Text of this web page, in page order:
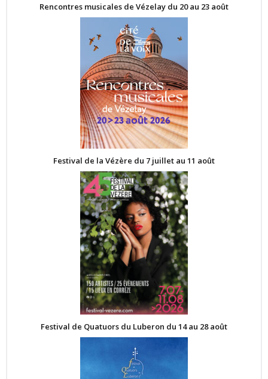
Rencontres musicales de Vézelay du 20 au 23 août
Festival de la Vézère du 7 juillet au 11 août
Festival de Quatuors du Luberon du 14 au 28 août